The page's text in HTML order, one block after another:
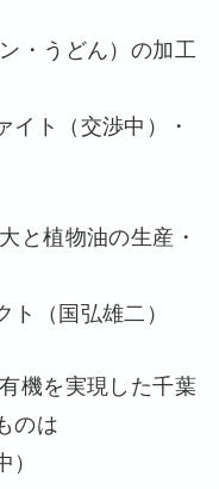
・うどん）の加工
ト（交渉中）・
と植物油の生産・
（国弘雄二）
機を実現した千葉
のは